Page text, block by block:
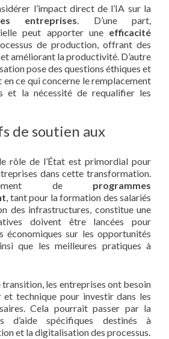
l’impact direct de l’IA sur la
entreprises. D’une part,
peut apporter une efficacité
de production, offrant des
améliorant la productivité. D’autre
pose des questions éthiques et
en ce qui concerne le remplacement
et la nécessité de requalifier les
de soutien aux
rôle de l’État est primordial pour
dans cette transformation.
de programmes
, tant pour la formation des salariés
des infrastructures, constitue une
doivent être lancées pour
économiques sur les opportunités
que les meilleures pratiques à
les entreprises ont besoin
et technique pour investir dans les
Cela pourrait passer par la
d’aide spécifiques destinés à
et la digitalisation des processus.